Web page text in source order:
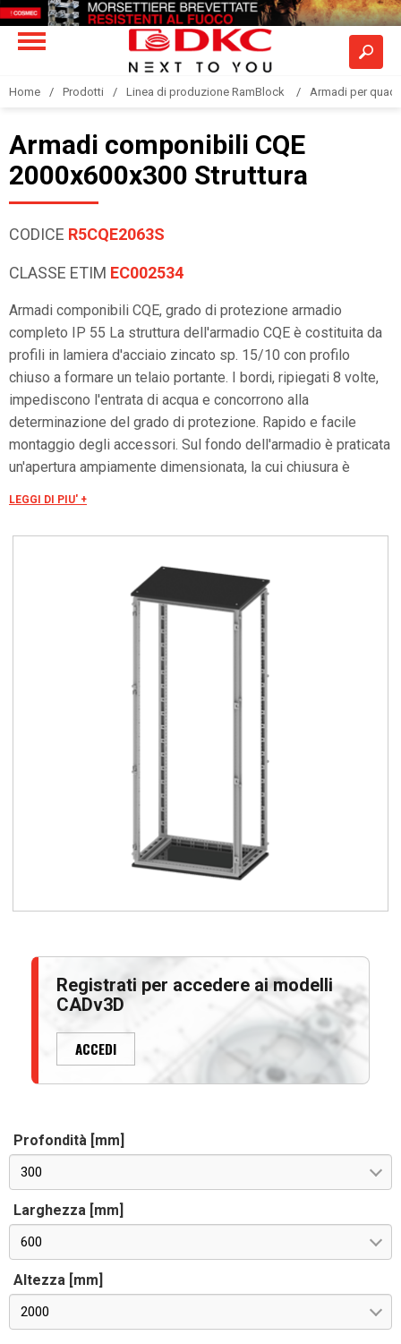
Home Prodotti Linea di produzione RamBlock Armadi per
Armadi componibili CQE
2000x600x300 Struttura
CODICE R5CQE2063S
CLASSE ETIM EC002534
Armadi componibili CQE, grado di protezione armadio
completo IP 55 La struttura dell'armadio CQE è costituita da
profili in lamiera d'acciaio zincato sp. 15/10 con profilo
chiuso a formare un telaio portante. I bordi, ripiegati 8 volte,
impediscono l'entrata di acqua e concorrono alla
determinazione del grado di protezione. Rapido e facile
montaggio degli accessori. Sul fondo dell'armadio è praticata
un'apertura ampiamente dimensionata, la cui chiusura è
un telaio forato con passo 25 mm facilmente asportabile.
ancoraggio per ogni tipo di applicazione.
LEGGI DI PIU' +
Registrati per accedere ai modelli
CADv3D
ACCEDI
Profondità [mm]
300
Larghezza [mm]
600
Altezza [mm]
2000